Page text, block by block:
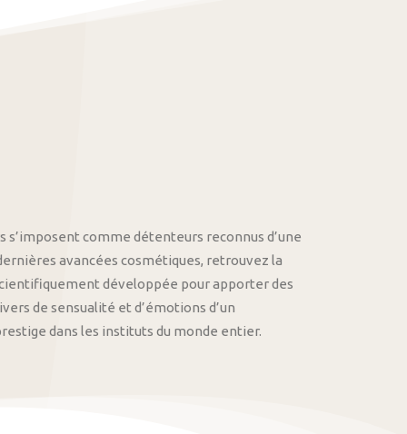
s’imposent comme détenteurs reconnus d’une
avancées cosmétiques, retrouvez la
développée pour apporter des
de sensualité et d’émotions d’un
dans les instituts du monde entier.